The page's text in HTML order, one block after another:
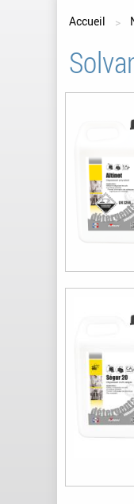
Vous
Accueil